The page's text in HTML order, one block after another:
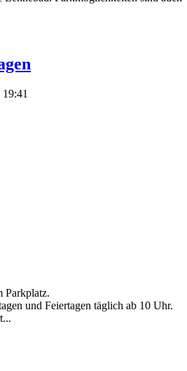
Parkplatz.
und Feiertagen täglich ab 10 Uhr.